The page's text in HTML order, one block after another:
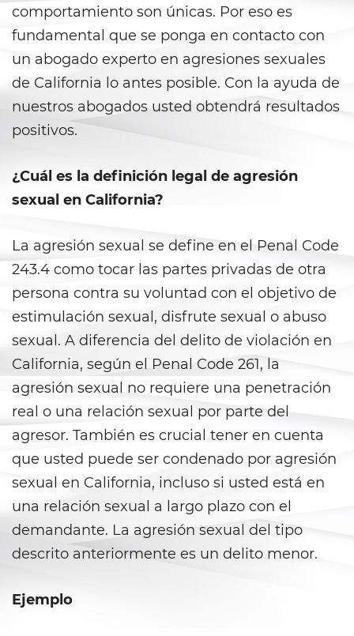
Asistencia Pública
Fraude al Sistema de Salud
Fraude con Cheques
Fraude De Juego
Fraude de Seguro de Auto
Fraude de Tarjeta de Crédito
Fraude Del Seguro De
Desempleo
Fraude Inmobiliario
Práctica No Autorizada de la
Medicina
Delitos de Hurto
Hurto Mayor
Hurto Mayor de Auto
Hurto Menor
Recepción de Propiedad
Privada
comportamiento son únicas. Por eso es
fundamental que se ponga en contacto con
un abogado experto en agresiones sexuales
de California lo antes posible. Con la ayuda de
nuestros abogados usted obtendrá resultados
positivos.
¿Cuál es la definición legal de agresión
sexual en California?
La agresión sexual se define en el Penal Code
243.4 como tocar las partes privadas de otra
persona contra su voluntad con el objetivo de
estimulación sexual, disfrute sexual o abuso
sexual. A diferencia del delito de violación en
California, según el Penal Code 261, la
agresión sexual no requiere una penetración
real o una relación sexual por parte del
agresor. También es crucial tener en cuenta
que usted puede ser condenado por agresión
sexual en California, incluso si usted está en
una relación sexual a largo plazo con el
demandante. La agresión sexual del tipo
descrito anteriormente es un delito menor.
Ejemplo